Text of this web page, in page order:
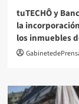
tuTECHÔ y
la
los inmuebles